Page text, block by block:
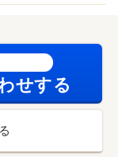
せする